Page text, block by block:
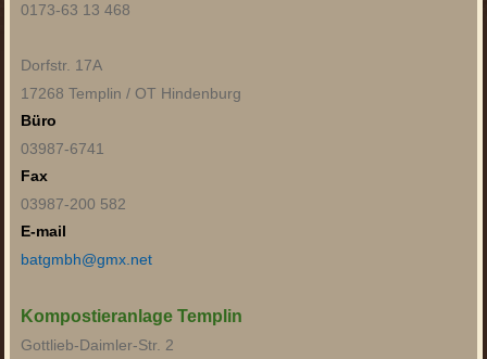
0173-63 13 468
Dorfstr. 17A
17268 Templin / OT Hindenburg
Büro
03987-6741
Fax
03987-200 582
E-mail
batgmbh@gmx.net
Kompostieranlage Templin
Gottlieb-Daimler-Str. 2